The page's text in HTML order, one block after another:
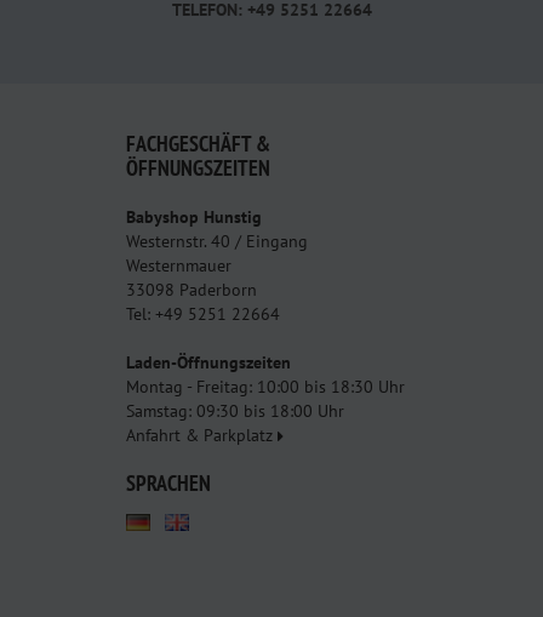
TELEFON: +49 5251 22664
FACHGESCHÄFT &
ÖFFNUNGSZEITEN
Babyshop Hunstig
Westernstr. 40 / Eingang
Westernmauer
33098 Paderborn
Tel: +49 5251 22664
Laden-Öffnungszeiten
Montag - Freitag: 10:00 bis 18:30 Uhr
Samstag: 09:30 bis 18:00 Uhr
Anfahrt & Parkplatz
SPRACHEN